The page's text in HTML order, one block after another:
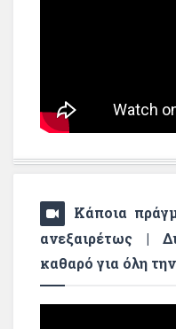
Κάποια
ανεξαιρέτως |
καθαρό για όλη